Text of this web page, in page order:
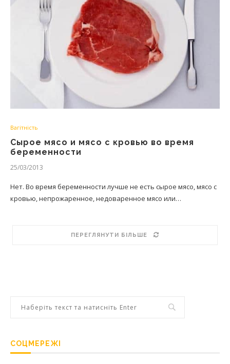
Вагітність
Сырое мясо и мясо с кровью во время
беременности
25/03/2013
Нет. Во время беременности лучше не есть сырое мясо, мясо с
кровью, непрожаренное, недоваренное мясо или…
ПЕРЕГЛЯНУТИ БІЛЬШЕ
СОЦМЕРЕЖІ